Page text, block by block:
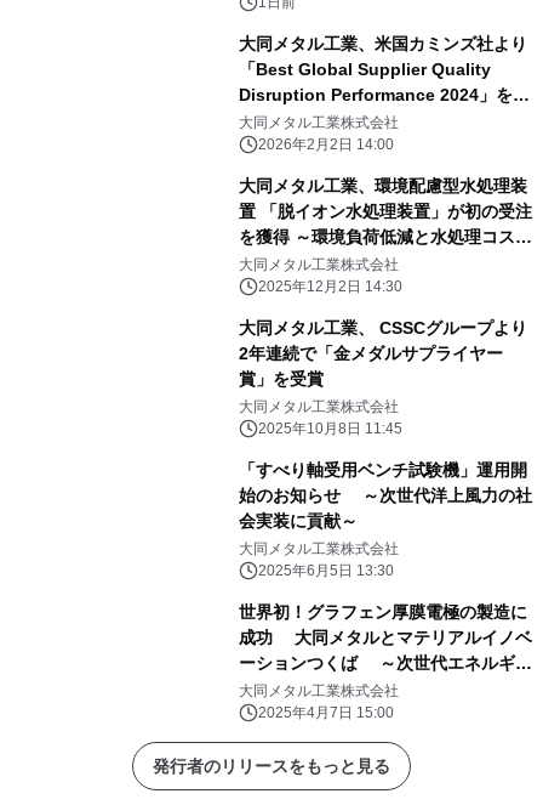
ント契約締結に基づく 40億円規模の
新工場建設～
大同メタル工業、米国カミンズ社より
「Best Global Supplier Quality
Disruption Performance 2024」を受
賞
大同メタル工業株式会社
2026年2月2日 14:00
大同メタル工業、環境配慮型水処理装
置 「脱イオン水処理装置」が初の受注
を獲得 ～環境負荷低減と水処理コスト
削減に貢献する新技術～
大同メタル工業株式会社
2025年12月2日 14:30
大同メタル工業、 CSSCグループより
2年連続で「金メダルサプライヤー
賞」を受賞
大同メタル工業株式会社
2025年10月8日 11:45
「すべり軸受用ベンチ試験機」運用開
始のお知らせ ～次世代洋上風力の社
会実装に貢献～
大同メタル工業株式会社
2025年6月5日 13:30
世界初！グラフェン厚膜電極の製造に
成功 大同メタルとマテリアルイノベ
ーションつくば ～次世代エネルギー
革命への第一歩～
大同メタル工業株式会社
2025年4月7日 15:00
発行者のリリースをもっと見る